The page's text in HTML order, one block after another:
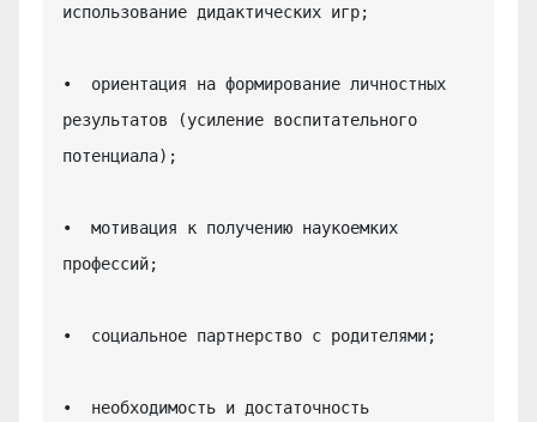
использование дидактических игр;
•  ориентация на формирование личностных
результатов (усиление воспитательного
потенциала);
•  мотивация к получению наукоемких
профессий;
•  социальное партнерство с родителями;
•  необходимость и достаточность